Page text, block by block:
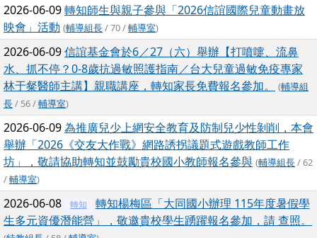
2026-06-09轉知師生與親子參與「2026信誼國際兒童動畫放
映會」活動 (輔導組長/ 70 /輔導室)
2026-06-09信誼基金會於6／27（六）舉辦【打噴嚏、流鼻
水、抓不停？0-8歲抗過敏照護指南／台大兒童過敏免疫專家
林于粲醫師主講】親職講座，轉知家長免費報名參加。
(輔導組
長/ 56 /輔導室)
2026-06-09為推廣兒少上網安全教育及防制兒少性剝削，本會
舉辦「2026《交友大作戰》網路誘拐議題式遊戲教師工作
坊」，敬請協助轉知並鼓勵貴校國小教師報名參與 (輔導組長/ 62
/輔導室)
2026-06-08 轉知
轉知楊梅區「大同國小辦理 115年度暑假學
生多元資優潛能營」，敬邀貴校學生踴躍報名參加，請 查照。